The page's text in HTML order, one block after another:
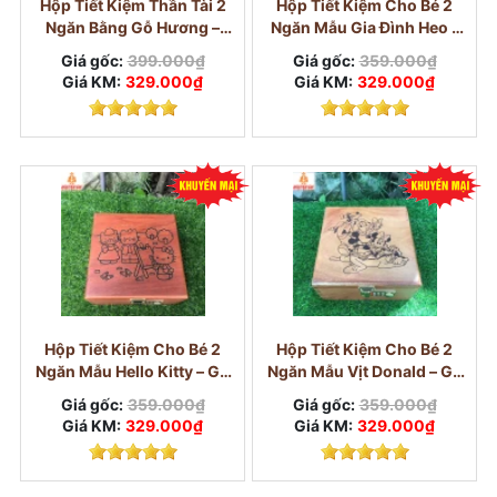
chứa khoảng 300 tờ tiền, giá hiện tại 199K. Đây
là mẫu chủ lực của shop vì kích thước vừa phải,
giá hợp lý, có khóa số tiện lợi và phù hợp với đa
số nhu cầu tiết kiệm cá nhân.
Hộp Tiết Kiệm Thần Tài 2
Ngăn Bằng Gỗ Hương –
Khóa Số Cỡ Lớn
Giá gốc: 399.000₫
Giá KM: 329.000₫
Hộp Tiết Kiệm Cho Bé 2
Ngăn Mẫu Gia Đình Heo –
Gỗ Hương, Khóa Số
Giá gốc: 359.000₫
Giá KM: 329.000₫
Hộp Tiết Kiệm Cho Bé 2
Ngăn Mẫu Hello Kitty – Gỗ
Hương, Khóa Số
Giá gốc: 359.000₫
Giá KM: 329.000₫
Hộp Tiết Kiệm Cho Bé 2
Ngăn Mẫu Vịt Donald – Gỗ
Hương, Khóa Số
Giá gốc: 359.000₫
Giá KM: 329.000₫